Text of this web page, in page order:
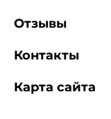
Отзывы
Контакты
Карта сайта